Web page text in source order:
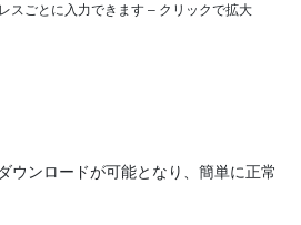
スごとに入力できます – クリックで拡大
ウンロードが可能となり、簡単に正常